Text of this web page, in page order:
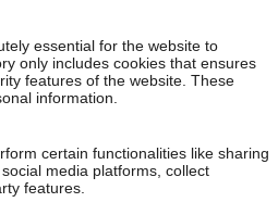
essential for the website to
only includes cookies that ensures
features of the website. These
information.
certain functionalities like sharing
media platforms, collect
features.